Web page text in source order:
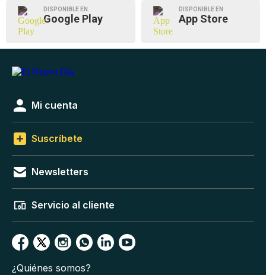
DISPONIBLE EN
Google Play
DISPONIBLE EN
App Store
Mi cuenta
Suscríbete
Newsletters
Servicio al cliente
¿Quiénes somos?